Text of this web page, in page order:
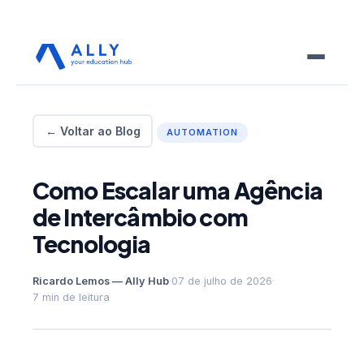
← Voltar ao Blog AUTOMATION
Como Escalar uma Agência
de Intercâmbio com
Tecnologia
Ricardo Lemos — Ally Hub·07 de julho de 2026·
7 min de leitura